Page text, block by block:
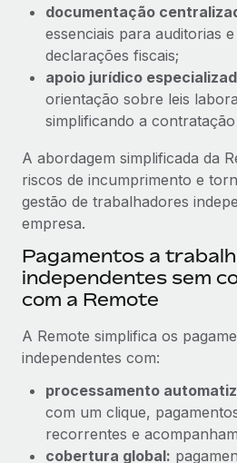
documentação
essenciais para auditorias
declarações fiscais;
apoio jurídico
orientação sobre leis
simplificando a
A abordagem simplificada da
riscos de incumprimento e
gestão de trabalhadores
empresa.
Pagamentos a
independentes sem
com a Remote
A Remote simplifica os
independentes com:
processamento
com um clique,
recorrentes e
cobertura global: